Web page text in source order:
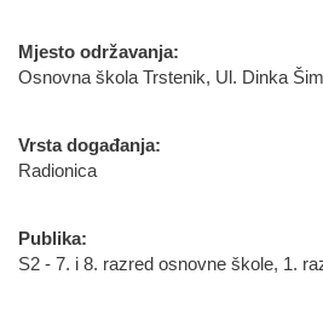
Mjesto održavanja:
Osnovna škola Trstenik, Ul. Dinka
Vrsta događanja:
Radionica
Publika:
S2 - 7. i 8. razred osnovne škole, 1.